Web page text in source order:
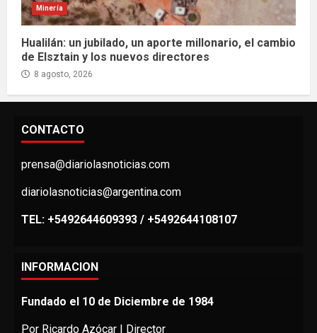
Minería
Hualilán: un jubilado, un aporte millonario, el cambio
de Elsztain y los nuevos directores
8 agosto, 2026
CONTACTO
prensa@diariolasnoticias.com
diariolasnoticias@argentina.com
TEL: +5492644609393 / +5492644108107
INFORMACION
Fundado el 10 de Diciembre de 1984
Por Ricardo Azócar | Director